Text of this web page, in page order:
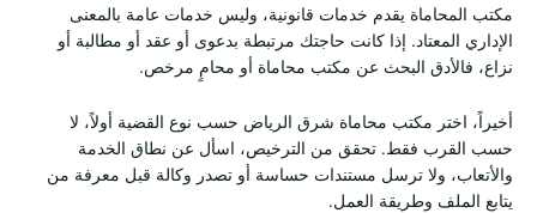
مكتب المحاماة يقدم خدمات قانونية، وليس خدمات عامة بالمعنى
الإداري المعتاد. إذا كانت حاجتك مرتبطة بدعوى أو عقد أو مطالبة أو
نزاع، فالأدق البحث عن مكتب محاماة أو محامٍ مرخص.
أخيراً، اختر مكتب محاماة شرق الرياض حسب نوع القضية أولاً، لا
حسب القرب فقط. تحقق من الترخيص، اسأل عن نطاق الخدمة
والأتعاب، ولا ترسل مستندات حساسة أو تصدر وكالة قبل معرفة من
يتابع الملف وطريقة العمل.